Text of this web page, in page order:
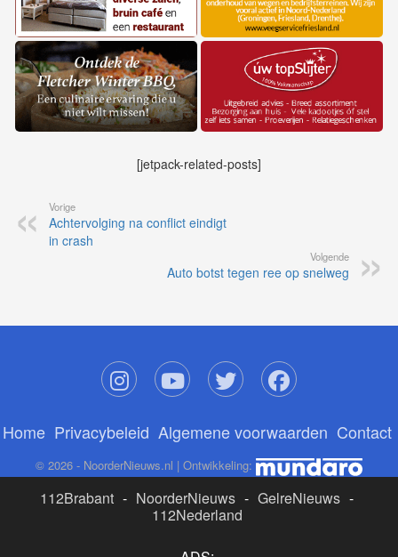
[jetpack-related-posts]
Vorige
Achtervolging na conflict eindigt
in crash
Volgende
Auto botst tegen ree op snelweg
Home Privacybeleid Algemene voorwaarden Contact
© 2026 - NoorderNieuws.nl | Ontwikkeling:
112Brabant - NoorderNieuws - GelreNieuws -
112Nederland